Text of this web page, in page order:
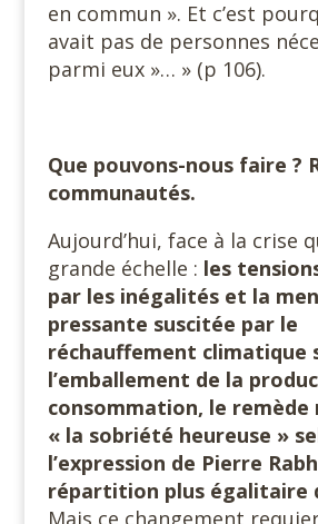
en commun ». Et c’est
avait pas de personnes
parmi eux »… » (p 106).
Que pouvons-nous faire ?
communautés.
Aujourd’hui, face à la crise
grande échelle : les
par les inégalités et la
pressante suscitée par le
réchauffement climatique
l’emballement de la
consommation, le remède
« la sobriété heureuse »
l’expression de Pierre
répartition plus égalitaire
Mais ce changement